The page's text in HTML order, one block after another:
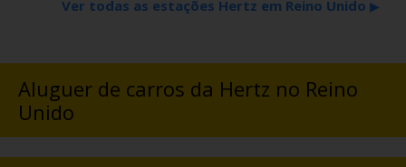
Ver todas as estações Hertz em Reino Unido ▶
Aluguer de carros da Hertz no Reino
Unido